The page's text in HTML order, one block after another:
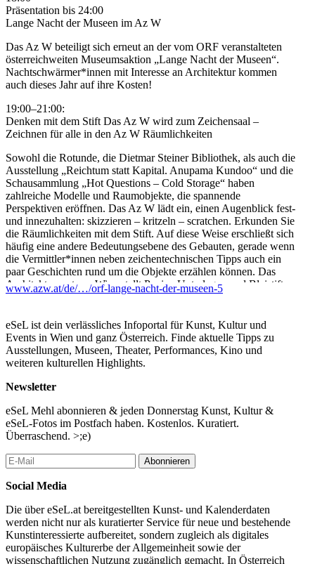
Präsentation bis 24:00
Lange Nacht der Museen im Az W
Das Az W beteiligt sich erneut an der vom ORF veranstalteten
österreichweiten Museumsaktion „Lange Nacht der Museen“.
Nachtschwärmer*innen mit Interesse an Architektur kommen
auch dieses Jahr auf ihre Kosten!
19:00–21:00:
Denken mit dem Stift Das Az W wird zum Zeichensaal –
Zeichnen für alle in den Az W Räumlichkeiten
Sowohl die Rotunde, die Dietmar Steiner Bibliothek, als auch die
Ausstellung „Reichtum statt Kapital. Anupama Kundoo“ und die
Schausammlung „Hot Questions – Cold Storage“ haben
zahlreiche Modelle und Raumobjekte, die spannende
Perspektiven eröffnen. Das Az W lädt ein, einen Augenblick fest-
und innezuhalten: skizzieren – kritzeln – scratchen. Erkunden Sie
die Räumlichkeiten mit dem Stift. Auf diese Weise erschließt sich
häufig eine andere Bedeutungsebene des Gebauten, gerade wenn
die Vermittler*innen neben zeichentechnischen Tipps auch ein
paar Geschichten rund um die Objekte erzählen können. Das
Architekturzentrum Wien stellt Papier, Unterlagen und Bleistifte
zur Verfügung.
...Mehr lesen
www.azw.at/de/…/orf-lange-nacht-der-museen-5
eSeL ist dein verlässliches Infoportal für Kunst, Kultur und
Events in Wien und ganz Österreich. Finde aktuelle Tipps zu
Ausstellungen, Museen, Theater, Performances, Kino und
weiteren kulturellen Highlights.
Newsletter
eSeL Mehl abonnieren & jeden Donnerstag Kunst, Kultur &
eSeL-Fotos im Postfach haben. Kostenlos. Kuratiert.
Überraschend. >;e)
Abonnieren
Social Media
Die über eSeL.at bereitgestellten Kunst- und Kalenderdaten
werden nicht nur als kuratierter Service für neue und bestehende
Kunstinteressierte aufbereitet, sondern zugleich als digitales
europäisches Kulturerbe der Allgemeinheit sowie der
wissenschaftlichen Nutzung zugänglich gemacht. In Österreich